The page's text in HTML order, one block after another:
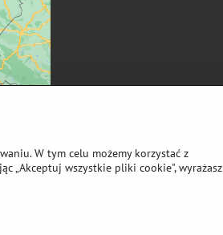
W tym celu możemy korzystać z
„Akceptuj wszystkie pliki cookie", wyrażasz